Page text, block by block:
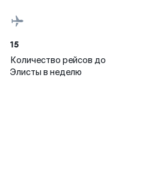
15
Количество рейсов до
Элисты в неделю